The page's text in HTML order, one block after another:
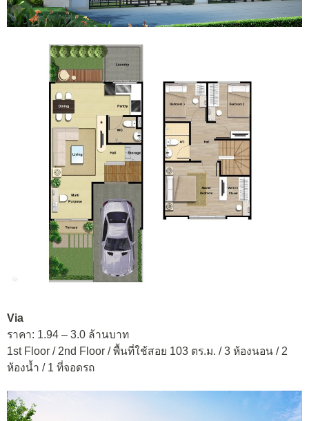
Via
ราคา: 1.94 – 3.0 ล้านบาท
1st Floor / 2nd Floor / พื้นที่ใช้สอย 103 ตร.ม. / 3 ห้องนอน / 2
ห้องน้ำ / 1 ที่จอดรถ